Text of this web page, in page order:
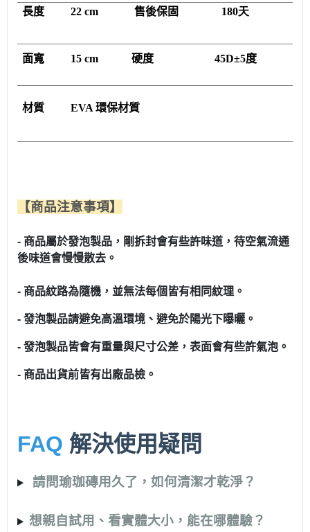
長度 22 cm 售後保固 180天
面寬 15 cm 硬度 45D±5度
材質 EVA 環保材質
【商品注意事項】
- 商品屬於發泡製品，剛拆封會有些許味道，待空氣流通
後味道會慢慢散去。
- 商品紋路為隨機，並無法每個皆有相同紋理。
- 發泡製品請避免高溫環境、避免於陽光下曝曬。
- 發泡製品皆會有重量與尺寸公差，表面會有些許氣泡。
- 商品出貨前皆有出廠品檢。
FAQ 解決使用疑問
請問瑜珈磚用久了，如何清潔才乾淨？
想親自試用、看實體大小，能在哪體驗？